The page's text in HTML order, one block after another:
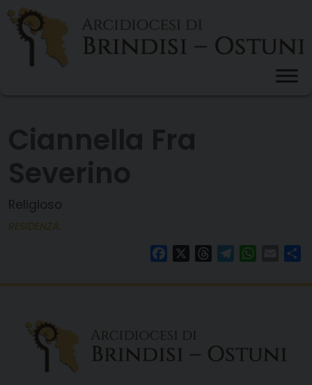
Skip
content
Religioso
RESIDENZA:
FacebookThreadsTelegram Email